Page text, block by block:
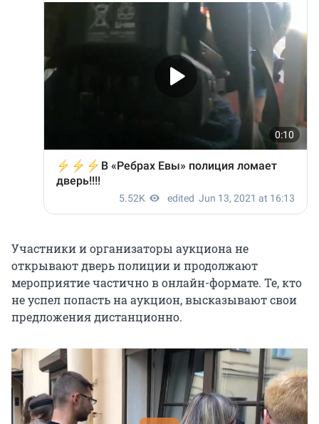
Участники и организаторы аукциона не
открывают дверь полиции и продолжают
мероприятие частично в онлайн-формате. Те, кто
не успел попасть на аукцион, высказывают свои
предложения дистанционно.